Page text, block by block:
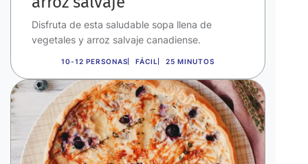
Disfruta de esta saludable sopa llena de
vegetales y arroz salvaje canadiense.
10-12 PERSONAS FÁCIL 25 MINUTOS
Imagen